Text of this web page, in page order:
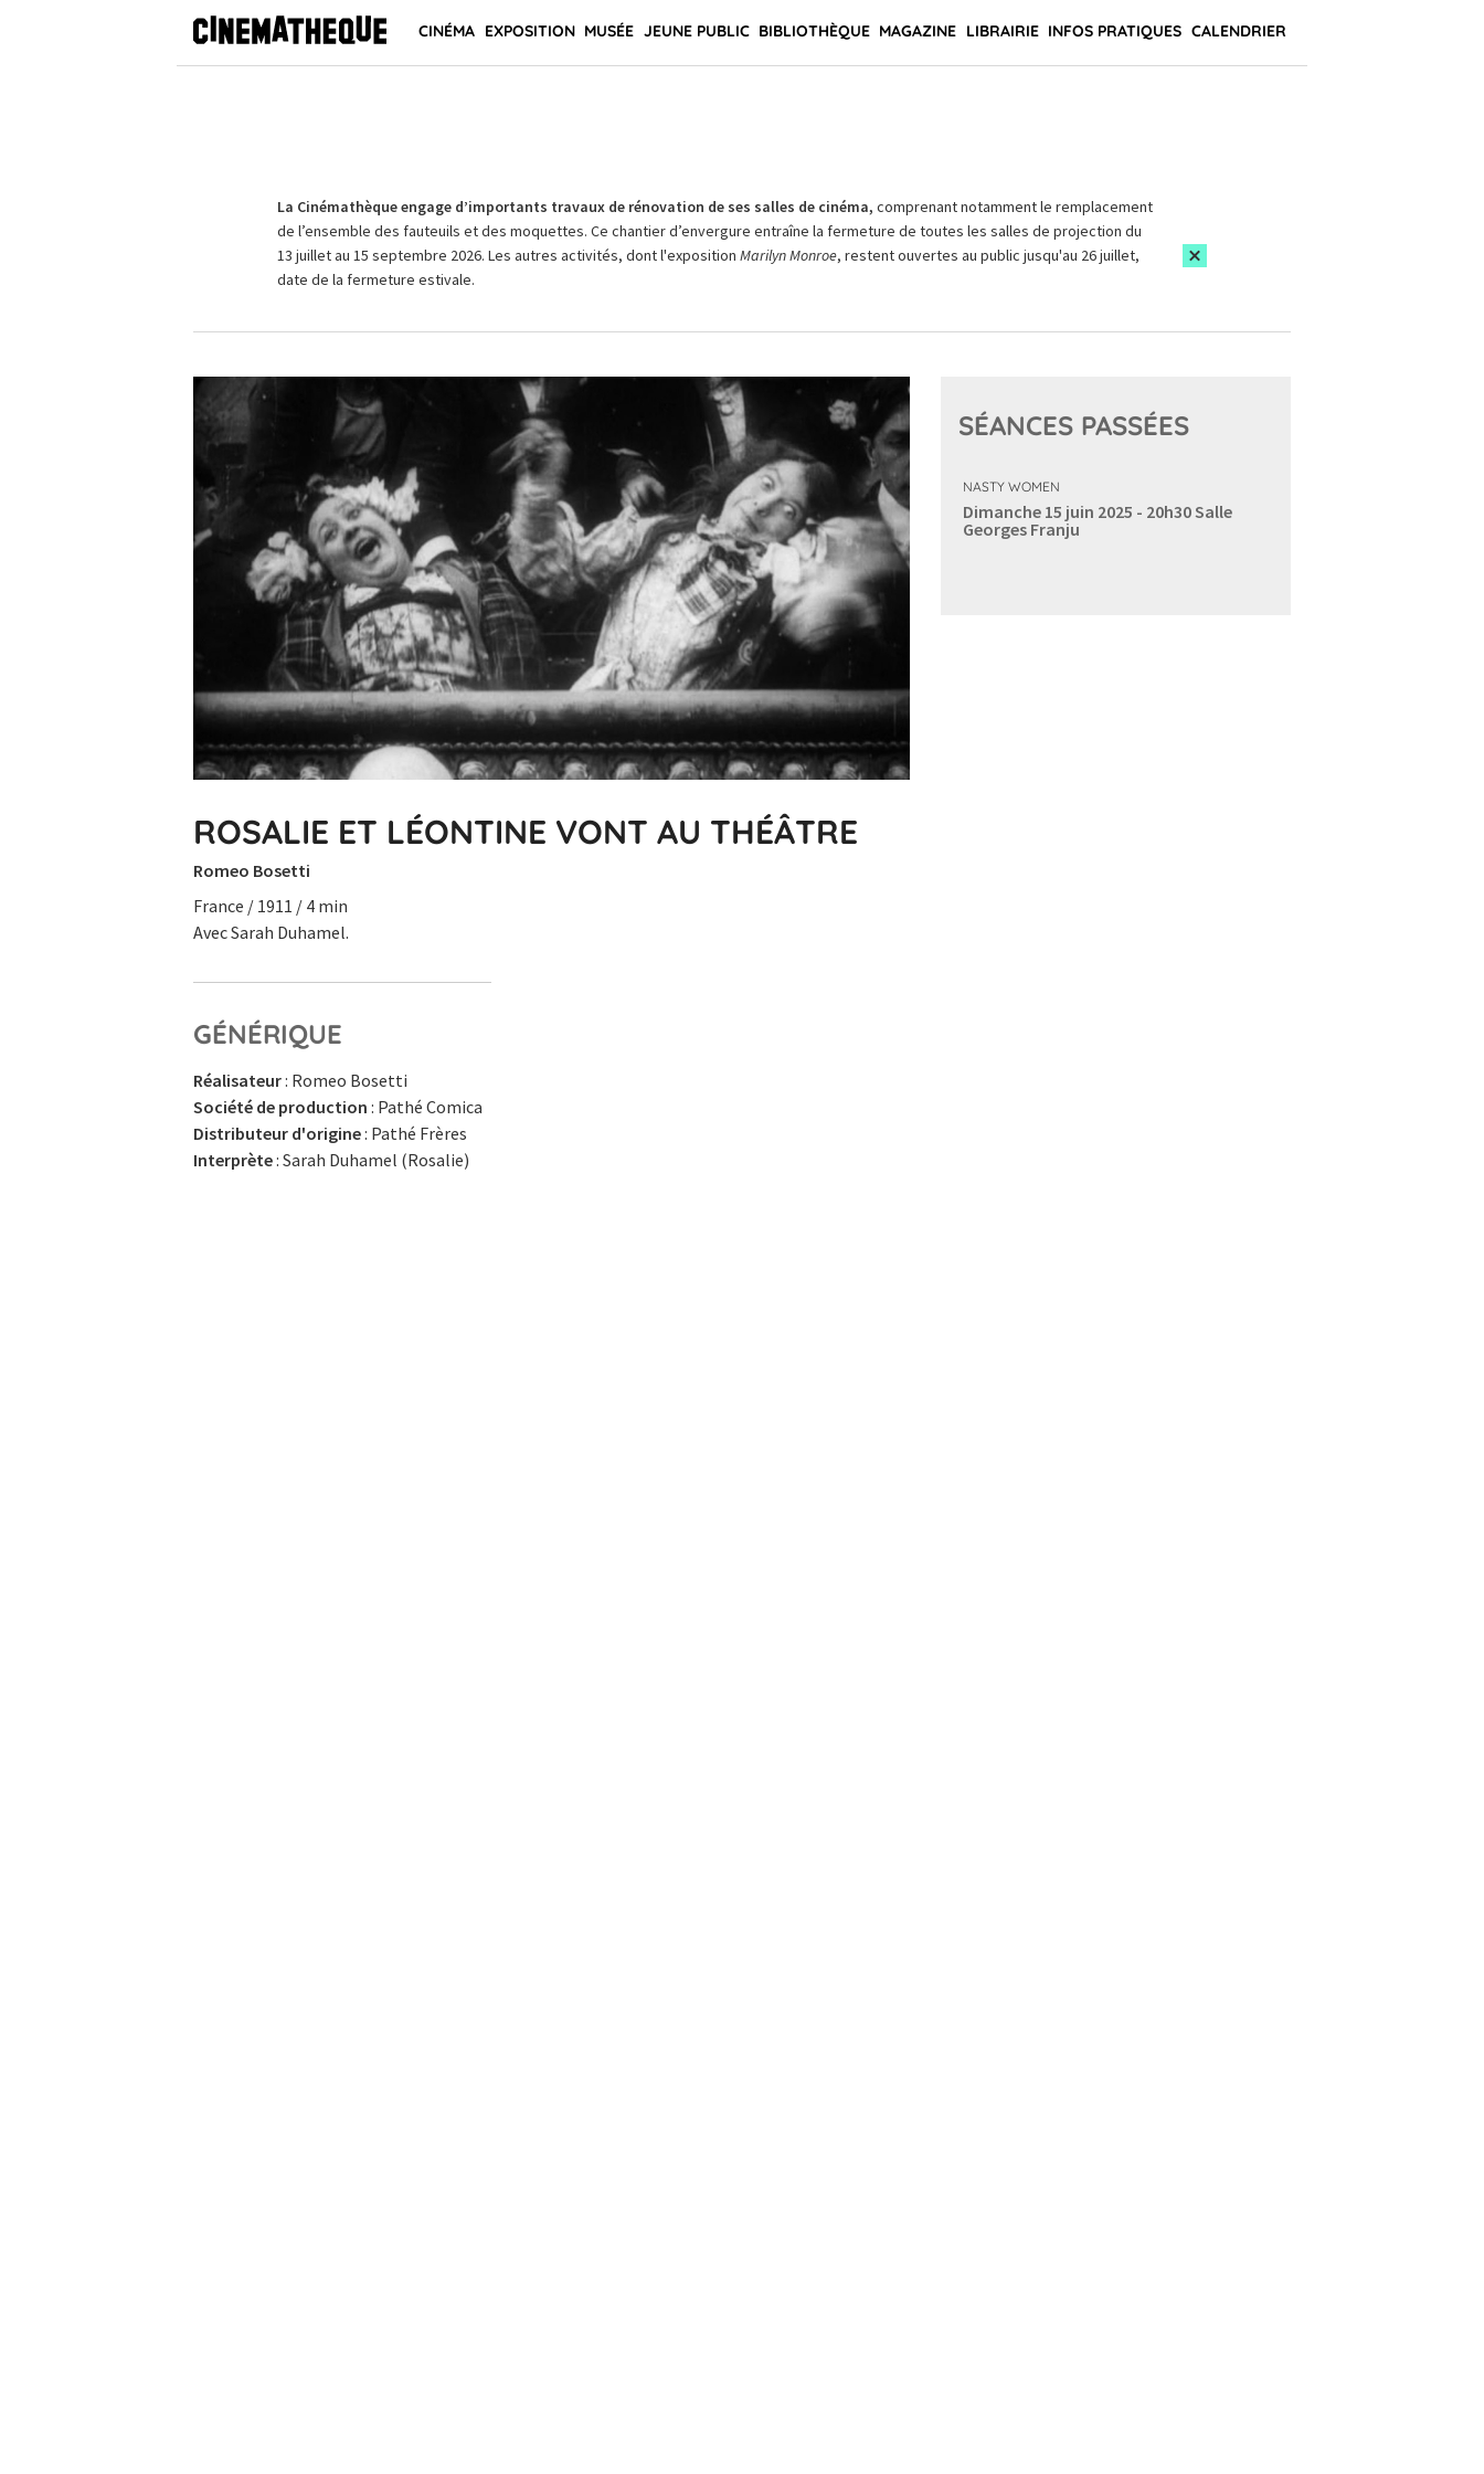
CINÉMA EXPOSITION MUSÉE JEUNE PUBLIC BIBLIOTHÈQUE MAGAZINE LIBRAIRIE INFOS PRATIQUES CALENDRIER
La Cinémathèque engage d’importants travaux de rénovation de ses salles de cinéma, comprenant notamment le remplacement
de l’ensemble des fauteuils et des moquettes. Ce chantier d’envergure entraîne la fermeture de toutes les salles de projection du
13 juillet au 15 septembre 2026. Les autres activités, dont l'exposition Marilyn Monroe, restent ouvertes au public jusqu'au 26 juillet,
date de la fermeture estivale.
ROSALIE ET LÉONTINE VONT AU THÉÂTRE
Romeo Bosetti
France / 1911 / 4 min
Avec Sarah Duhamel.
GÉNÉRIQUE
Réalisateur: Romeo Bosetti
Société de production : Pathé Comica
Distributeur d'origine: Pathé Frères
Interprète: Sarah Duhamel (Rosalie)
SÉANCES PASSÉES
NASTY WOMEN
Dimanche 15 juin 2025 - 20h30Salle
Georges Franju